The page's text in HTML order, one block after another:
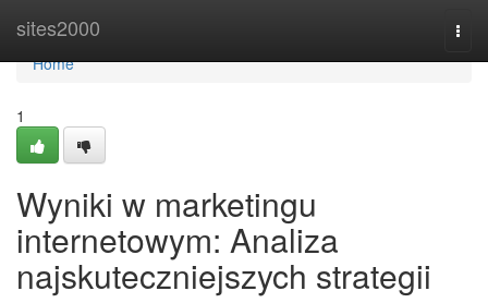
sites2000
Home
Home
1
Wyniki w marketingu
internetowym: Analiza
najskuteczniejszych strategii